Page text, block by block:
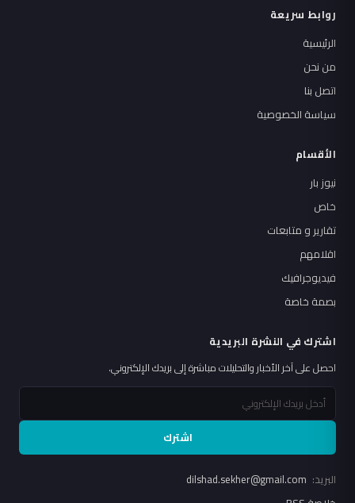
روابط سريعة
الرئيسية
من نحن
اتصل بنا
سياسة الخصوصية
الأقسام
نيوز بار
خاص
تقارير و متابعات
اقلامهم
فيديوجرافيك
بصمة خاصة
اشترك في النشرة البريدية
احصل على آخر الأخبار والتحليلات مباشرة إلى بريدك الإلكتروني.
اشترك
البريد: